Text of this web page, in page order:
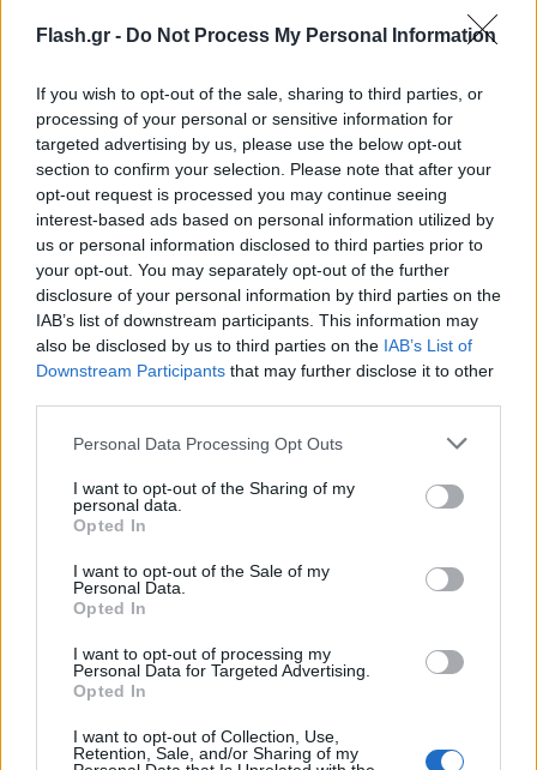
Flash.gr - Do Not Process My Personal Information
If you wish to opt-out of the sale, sharing to third parties, or
processing of your personal or sensitive information for
targeted advertising by us, please use the below opt-out
section to confirm your selection. Please note that after your
opt-out request is processed you may continue seeing
interest-based ads based on personal information utilized by
us or personal information disclosed to third parties prior to
your opt-out. You may separately opt-out of the further
disclosure of your personal information by third parties on the
IAB’s list of downstream participants. This information may
also be disclosed by us to third parties on the IAB’s List of
Downstream Participants that may further disclose it to other
Please note that this website/app uses one or more Google
not limited to your visit or usage behaviour. You may click to
grant or deny consent to Google and its third-party tags to
use your data for below specified purposes in below Google
consent section.
Personal Data Processing Opt Outs
I want to opt-out of the Sharing of my
personal data.
Opted In
I want to opt-out of the Sale of my
Personal Data.
Opted In
I want to opt-out of processing my
Personal Data for Targeted Advertising.
Opted In
I want to opt-out of Collection, Use,
Retention, Sale, and/or Sharing of my
«Βρισκόταν στη Γερμανία σε ένα κέντρο
αποκατάστασης και οι Γερμανοί έκαναν αυτό που
έπρεπε, φαίνεται ότι το έκαναν και καλά. Χωρίς να
αδικήσουμε τους Έλληνες γιατρούς που είχε την
τύχη ο Γιώργος να βρεθεί κατευθείαν στον
Ευαγγελισμό, να πέσει σε ένα πολύ καλό ιατρικό
team, αμέσως να μπει στο χειρουργείο και να πάνε
όλα καλά», κατέληξε η Σταματίνα Τσιμτσιλή.